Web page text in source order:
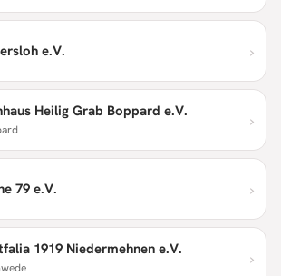
e.V. ›
Heilig Grab Boppard e.V. ›
79 e.V. ›
1919 Niedermehnen e.V. ›